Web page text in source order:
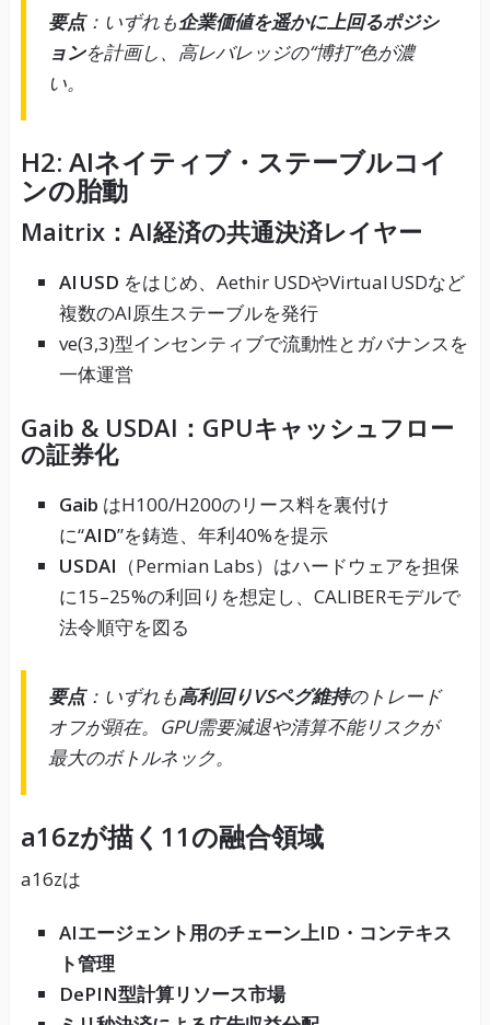
要点：いずれも企業価値を遥かに上回るポジシ
ョンを計画し、高レバレッジの“博打”色が濃
い。
H2: AIネイティブ・ステーブルコイ
ンの胎動
Maitrix：AI経済の共通決済レイヤー
AI USD をはじめ、Aethir USDやVirtual USDなど
複数のAI原生ステーブルを発行
ve(3,3)型インセンティブで流動性とガバナンスを
一体運営
Gaib & USDAI：GPUキャッシュフロー
の証券化
Gaib はH100/H200のリース料を裏付け
に“AID”を鋳造、年利40%を提示
USDAI （Permian Labs）はハードウェアを担保
に15–25%の利回りを想定し、CALIBERモデルで
法令順守を図る
要点：いずれも高利回りVSペグ維持のトレード
オフが顕在。GPU需要減退や清算不能リスクが
最大のボトルネック。
a16zが描く11の融合領域
a16zは
AIエージェント用のチェーン上ID・コンテキス
ト管理
DePIN型計算リソース市場